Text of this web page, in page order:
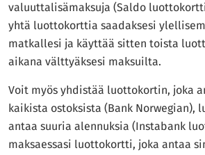
valuuttalisämaksuja (Saldo
yhtä luottokorttia saadaksesi
matkallesi ja käyttää sitten toista
aikana välttyäksesi maksuilta.
Voit myös yhdistää luottokortin, joka
kaikista ostoksista (Bank Norwegian),
antaa suuria alennuksia (Instabank
maksaessasi luottokortti, joka antaa